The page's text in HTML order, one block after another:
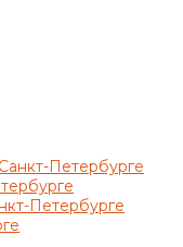
Петербурге
Петербурге